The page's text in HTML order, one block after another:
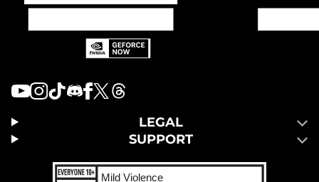
LEGAL
SUPPORT